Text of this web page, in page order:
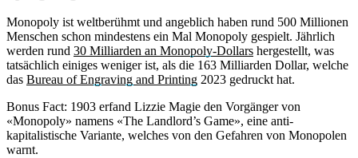
Monopoly ist weltberühmt und angeblich haben rund 500 Millionen
Menschen schon mindestens ein Mal Monopoly gespielt. Jährlich
werden rund 30 Milliarden an Monopoly-Dollars hergestellt, was
tatsächlich einiges weniger ist, als die 163 Milliarden Dollar, welche
das Bureau of Engraving and Printing 2023 gedruckt hat.
Bonus Fact: 1903 erfand Lizzie Magie den Vorgänger von
«Monopoly» namens «The Landlord’s Game», eine anti-
kapitalistische Variante, welches von den Gefahren von Monopolen
warnt.